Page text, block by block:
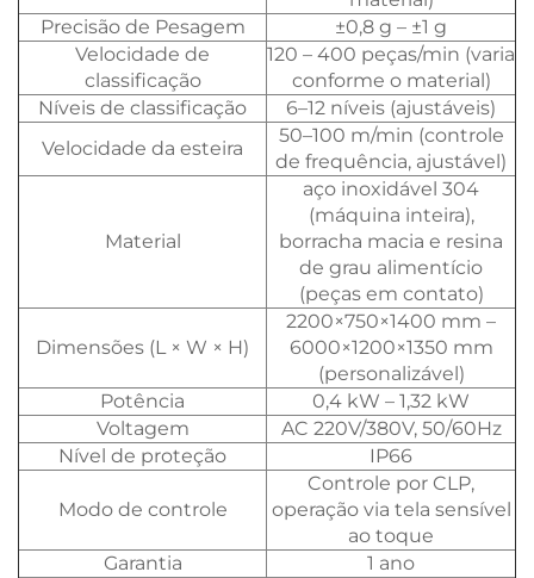
Precisão de Pesagem
±0,8 g – ±1 g
Velocidade de
classificação
120 – 400 peças/min (varia
conforme o material)
Níveis de classificação
6–12 níveis (ajustáveis)
Velocidade da esteira
50–100 m/min (controle
de frequência, ajustável)
Material
aço inoxidável 304
(máquina inteira),
borracha macia e resina
de grau alimentício
(peças em contato)
Dimensões (L × W × H)
2200×750×1400 mm –
6000×1200×1350 mm
(personalizável)
Potência
0,4 kW – 1,32 kW
Voltagem
AC 220V/380V, 50/60Hz
Nível de proteção
IP66
Modo de controle
Controle por CLP,
operação via tela sensível
ao toque
Garantia
1 ano